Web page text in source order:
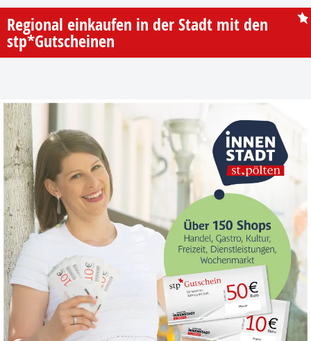
Regional einkaufen in der Stadt mit den
stp*Gutscheinen